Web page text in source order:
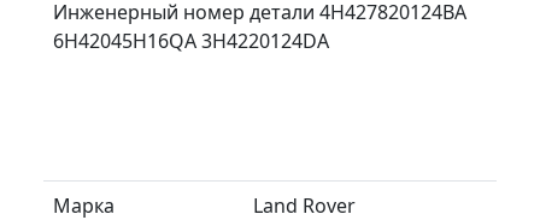
Инженерный номер детали 4H427820124BA
6H42045H16QA 3H4220124DA
Марка
Land Rover